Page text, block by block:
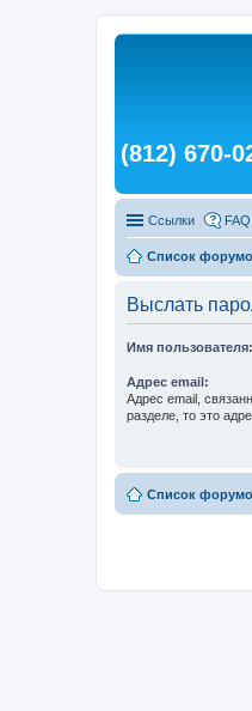
(812) 670-
Ссылки FAQ
Список
Выслать
Имя пользователя:
Адрес email:
Адрес email,
разделе, то это
Список